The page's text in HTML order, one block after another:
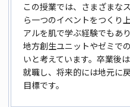
この授業では、さまざまな
ら一つのイベントをつくり
アルを肌で学ぶ経験でもあ
地方創生ユニットやゼミで
いと考えています。卒業後
就職し、将来的には地元に
目標です。